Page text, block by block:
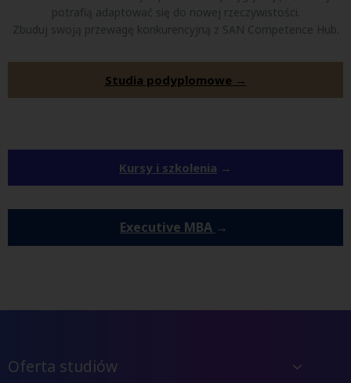
potrafią adaptować się do nowej rzeczywistości.
Zbuduj swoją przewagę konkurencyjną z SAN Competence Hub.
Studia podyplomowe →
Kursy i szkolenia →
Executive MBA →
Oferta studiów